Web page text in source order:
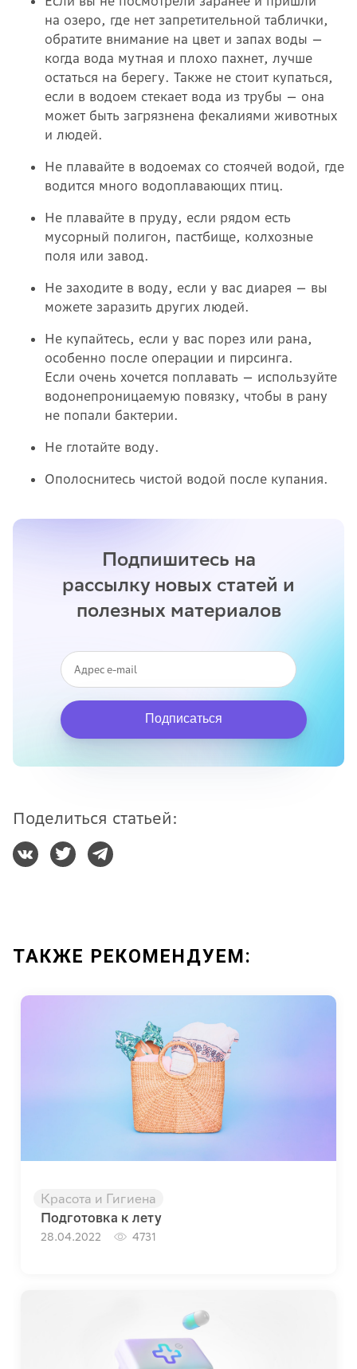
на озеро, где нет запретительной таблички,
обратите внимание на цвет и запах воды —
когда вода мутная и плохо пахнет, лучше
остаться на берегу. Также не стоит купаться,
если в водоем стекает вода из трубы — она
может быть загрязнена фекалиями животных
и людей.
Не плавайте в водоемах со стоячей водой, где
водится много водоплавающих птиц.
Не плавайте в пруду, если рядом есть
мусорный полигон, пастбище, колхозные
поля или завод.
Не заходите в воду, если у вас диарея — вы
можете заразить других людей.
Не купайтесь, если у вас порез или рана,
особенно после операции и пирсинга.
Если очень хочется поплавать — используйте
водонепроницаемую повязку, чтобы в рану
не попали бактерии.
Не глотайте воду.
Ополоснитесь чистой водой после купания.
Подпишитесь на
рассылку новых статей и
полезных материалов
Подписаться
Поделиться статьей:
ТАКЖЕ РЕКОМЕНДУЕМ:
Красота и Гигиена
Подготовка к лету
28.04.2022 4731